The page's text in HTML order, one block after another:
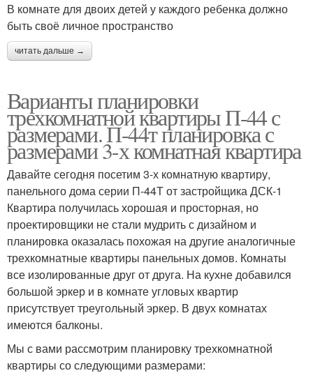
В комнате для двоих детей у каждого ребенка должно
быть своё личное пространство
читать дальше →
Варианты планировки
трехкомнатной квартиры П-44 с
размерами. П-44т планировка с
размерами 3-х комнатная квартира
Давайте сегодня посетим 3-х комнатную квартиру,
панельного дома серии П-44Т от застройщика ДСК-1
Квартира получилась хорошая и просторная, но
проектировщики не стали мудрить с дизайном и
планировка оказалась похожая на другие аналогичные
трехкомнатные квартиры панельных домов. Комнаты
все изолированные друг от друга. На кухне добавился
большой эркер и в комнате угловых квартир
присутствует треугольный эркер. В двух комнатах
имеются балконы.
Мы с вами рассмотрим планировку трехкомнатной
квартиры со следующими размерами: